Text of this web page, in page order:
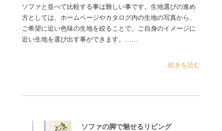
ソファと並べて比較する事は難しい事です。生地選びの進め
方としては、ホームページやカタログ内の生地の写真から、
ご希望に近い色味の生地を絞ることで、ご自身のイメージに
近い生地を選び出す事ができます。……
...続きを読む
ソファの脚で魅せるリビング